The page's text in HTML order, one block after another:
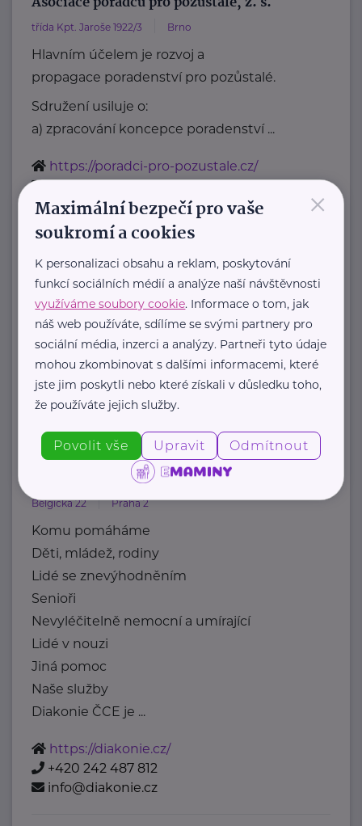
třída Kpt. Jaroše 1922/3 Brno
Hlavním účelem je rozvoj a
propagace poradenství pro pozůstalé.
Sdružení usiluje o:
a) zpracování koncepce poradenství ...
https://poradci-pro-pozustale.cz/
Centrum paliativní péče
Dykova 1165/15 Praha 10 Vinohrady
"Zlepšujeme péči o umírající v České
republice, a napříč systémem
zdravotní a sociální péče."
Přinášíme data ...
https://paliativnicentrum.cz/
office@paliativnicentrum.cz
Diakonie Českobratrské církve
Belgická 22 Praha 2
Komu pomáháme
Děti, mládež, rodiny
Lidé se znevýhodněním
Senioři
Nevyléčitelně nemocní a umírající
Lidé v nouzi
Jiná pomoc
Naše služby
Diakonie ČCE je ...
https://diakonie.cz/
+420 242 487 812
info@diakonie.cz
×
Maximální bezpečí pro vaše
soukromí a cookies
K personalizaci obsahu a reklam, poskytování
funkcí sociálních médií a analýze naší návštěvnosti
využíváme soubory cookie. Informace o tom, jak
náš web používáte, sdílíme se svými partnery pro
sociální média, inzerci a analýzy. Partneři tyto údaje
mohou zkombinovat s dalšími informacemi, které
jste jim poskytli nebo které získali v důsledku toho,
že používáte jejich služby.
Povolit vše Upravit Odmítnout